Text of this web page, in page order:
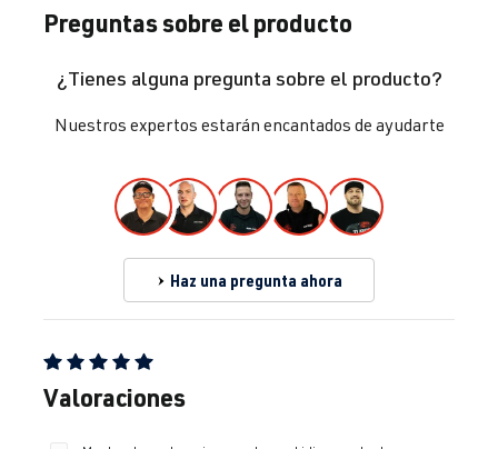
Preguntas sobre el producto
¿Tienes alguna pregunta sobre el producto?
Nuestros expertos estarán encantados de ayudarte
Haz una pregunta ahora
Calificación promedio de 5 de 5 estrellas
Valoraciones